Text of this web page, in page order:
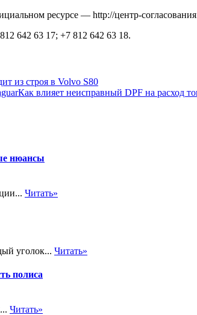
ресурсе — http://центр-
642 63 17; +7 812 642 63 18.
из строя в Volvo S80
Как влияет неисправный DPF на расход
нюансы
Читать»
уголок... Читать»
полиса
Читать»